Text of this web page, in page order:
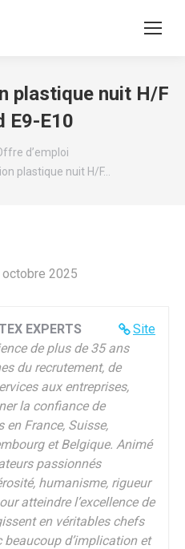
plastique nuit H/F
E9-E10
d’emploi
plastique nuit H/F…
2025
Site
EXPERTS
de plus de 35 ans
du recrutement, de
aux entreprises,
la confiance de
en France, Suisse,
et Belgique. Animé
passionnés
humanisme, rigueur
atteindre l’excellence de
en véritables chefs
beaucoup d’implication et